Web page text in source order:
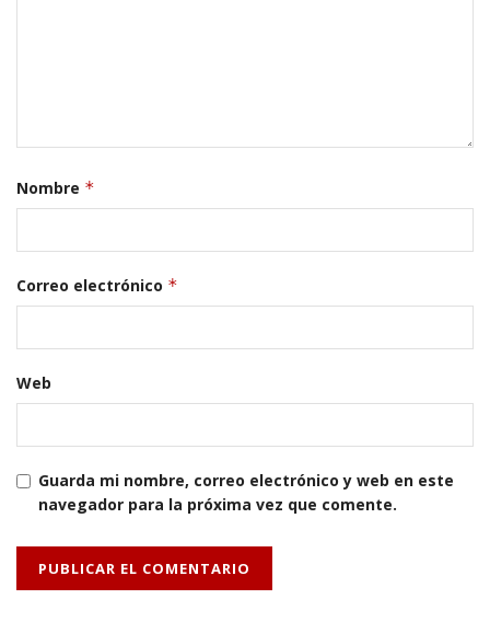
Nombre *
Correo electrónico *
Web
Guarda mi nombre, correo electrónico y web en este
navegador para la próxima vez que comente.